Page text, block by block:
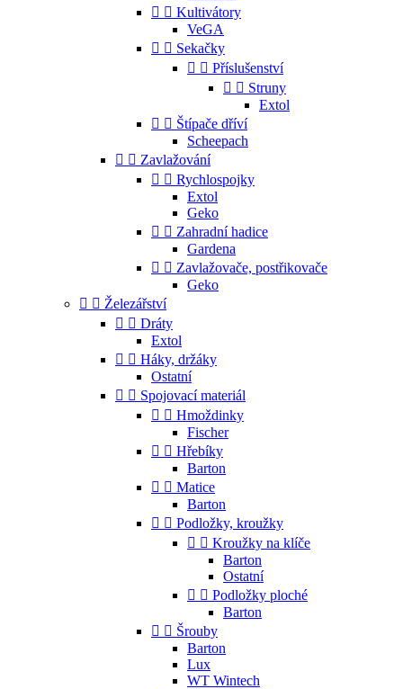
  Kultivátory
VeGA
  Sekačky
  Příslušenství
  Struny
Extol
  Štípače dříví
Scheepach
  Zavlažování
  Rychlospojky
Extol
Geko
  Zahradní hadice
Gardena
  Zavlažovače, postřikovače
Geko
  Železářství
  Dráty
Extol
  Háky, držáky
Ostatní
  Spojovací materiál
  Hmoždinky
Fischer
  Hřebíky
Barton
  Matice
Barton
  Podložky, kroužky
  Kroužky na klíče
Barton
Ostatní
  Podložky ploché
Barton
  Šrouby
Barton
Lux
WT Wintech